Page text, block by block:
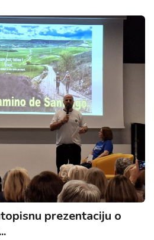
prezentaciju o